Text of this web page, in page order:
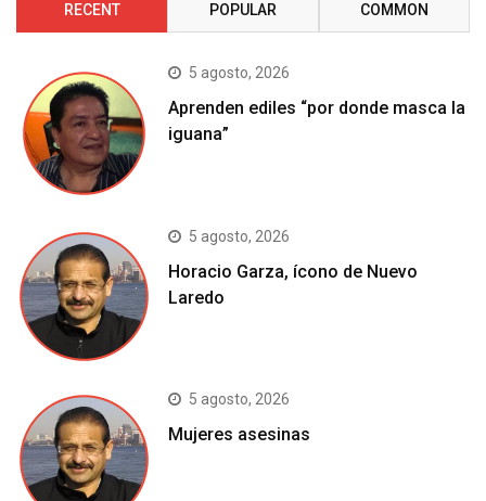
RECENT POPULAR COMMON
5 agosto, 2026
Aprenden ediles “por donde masca la
iguana”
5 agosto, 2026
Horacio Garza, ícono de Nuevo
Laredo
5 agosto, 2026
Mujeres asesinas